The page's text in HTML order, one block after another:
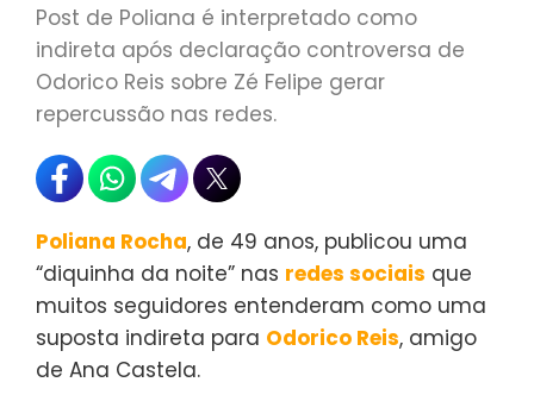
Post de Poliana é interpretado como
indireta após declaração controversa de
Odorico Reis sobre Zé Felipe gerar
repercussão nas redes.
Poliana Rocha, de 49 anos, publicou uma
“diquinha da noite” nas redes sociais que
muitos seguidores entenderam como uma
suposta indireta para Odorico Reis, amigo
de Ana Castela.